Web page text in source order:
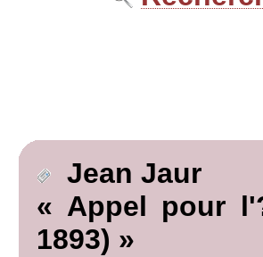
Jean Jaur
« Appel pour
1893) »